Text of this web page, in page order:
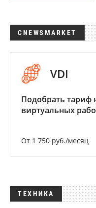
CNEWSMARKET
VDI
Подобрать тариф
виртуальных
От 1 750 руб./месяц
ТЕХНИКА